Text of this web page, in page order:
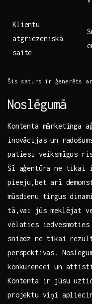
Klientu
atgriezeniskā
saite
Šis saturs⁢ ir ģenerēts​ ar
Noslēgumā
Kontenta mārketinga
inovācijas‌ un
patiesi veiksmīgus
Šī aģentūra‍ ne tikai
pieeju,bet arī
mūsdienu tirgus
tā,vai jūs meklējat
vēlaties iedvesmoties
sniedz ne‌ tikai
perspektīvas.
‌konkurencei un
Kontenta ir​ jūsu
projektu viņi